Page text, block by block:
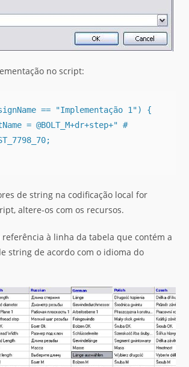
no script:
de string na codificação local for
altere-os com os recursos.
referência à linha da tabela que contém a
string de acordo com o idioma do